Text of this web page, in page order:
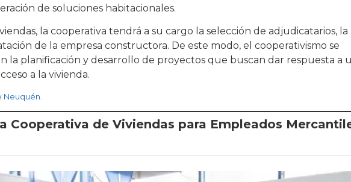
de soluciones habitacionales.
la cooperativa tendrá a su cargo la selección de adjudicatarios, la
de la empresa constructora. De este modo, el cooperativismo se
la planificación y desarrollo de proyectos que buscan dar respuesta a
a la vivienda.
Neuquén
Cooperativa de Viviendas para Empleados